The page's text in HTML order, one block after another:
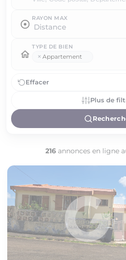
RAYON MAX
TYPE DE BIEN
× Appartement
Effacer
Plus de
216annonces en ligne